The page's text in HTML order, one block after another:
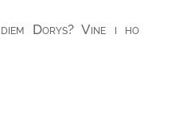
Dorys? Vine i ho